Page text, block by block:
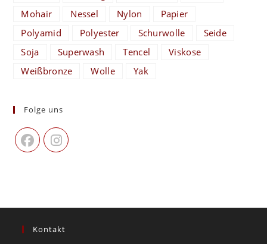
Mohair
Nessel Nylon
Papier
Polyamid
Polyester Schurwolle
Seide
Soja
Superwash Tencel
Viskose
Weißbronze
Wolle Yak
Folge uns
Kontakt